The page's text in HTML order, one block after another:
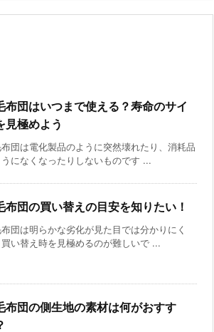
布団はいつまで使える？寿命のサイ
見極めよう
団は電化製品のように突然壊れたり、消耗品
になくなったりしないものです ...
布団の買い替えの目安を知りたい！
団は明らかな劣化が見た目では分かりにく
買い替え時を見極めるのが難しいで ...
布団の側生地の素材は何がおすす